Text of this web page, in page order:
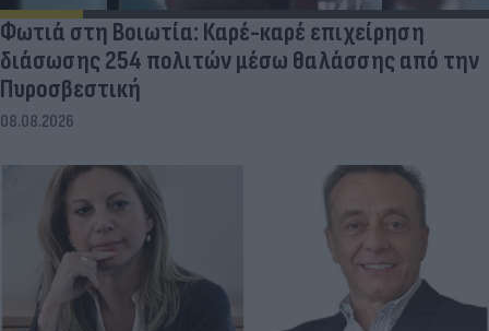
Φωτιά στη Βοιωτία: Καρέ-καρέ επιχείρηση
διάσωσης 254 πολιτών μέσω θαλάσσης από την
Πυροσβεστική
08.08.2026